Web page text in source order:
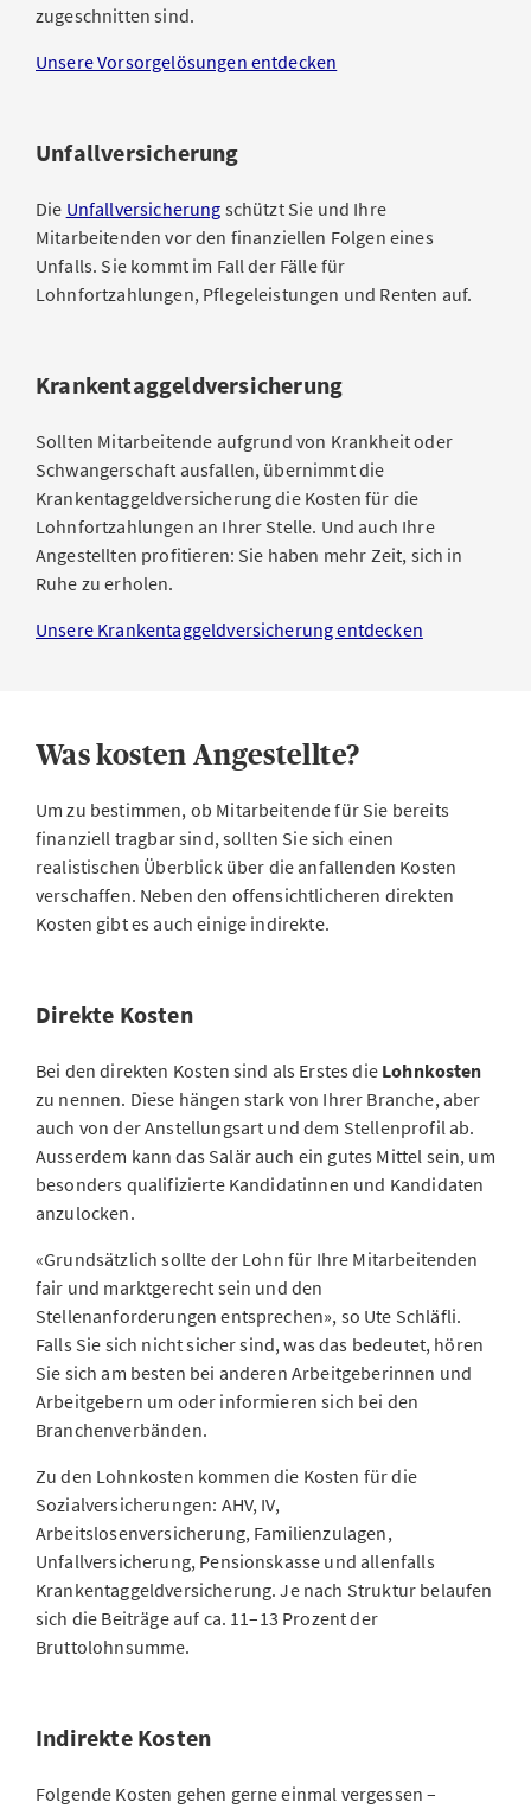
zugeschnitten sind.
Unsere Vorsorgelösungen entdecken
Unfallversicherung
Die Unfallversicherung schützt Sie und Ihre
Mitarbeitenden vor den finanziellen Folgen eines
Unfalls. Sie kommt im Fall der Fälle für
Lohnfortzahlungen, Pflegeleistungen und Renten auf.
Krankentaggeldversicherung
Sollten Mitarbeitende aufgrund von Krankheit oder
Schwangerschaft ausfallen, übernimmt die
Krankentaggeldversicherung die Kosten für die
Lohnfortzahlungen an Ihrer Stelle. Und auch Ihre
Angestellten profitieren: Sie haben mehr Zeit, sich in
Ruhe zu erholen.
Unsere Krankentaggeldversicherung entdecken
Was kosten Angestellte?
Um zu bestimmen, ob Mitarbeitende für Sie bereits
finanziell tragbar sind, sollten Sie sich einen
realistischen Überblick über die anfallenden Kosten
verschaffen. Neben den offensichtlicheren direkten
Kosten gibt es auch einige indirekte.
Direkte Kosten
Bei den direkten Kosten sind als Erstes die Lohnkosten
zu nennen. Diese hängen stark von Ihrer Branche, aber
auch von der Anstellungsart und dem Stellenprofil ab.
Ausserdem kann das Salär auch ein gutes Mittel sein, um
besonders qualifizierte Kandidatinnen und Kandidaten
anzulocken.
«Grundsätzlich sollte der Lohn für Ihre Mitarbeitenden
fair und marktgerecht sein und den
Stellenanforderungen entsprechen», so Ute Schläfli.
Falls Sie sich nicht sicher sind, was das bedeutet, hören
Sie sich am besten bei anderen Arbeitgeberinnen und
Arbeitgebern um oder informieren sich bei den
Branchenverbänden.
Zu den Lohnkosten kommen die Kosten für die
Sozialversicherungen: AHV, IV,
Arbeitslosenversicherung, Familienzulagen,
Unfallversicherung, Pensionskasse und allenfalls
Krankentaggeldversicherung. Je nach Struktur belaufen
sich die Beiträge auf ca. 11–13 Prozent der
Bruttolohnsumme.
Indirekte Kosten
Folgende Kosten gehen gerne einmal vergessen –